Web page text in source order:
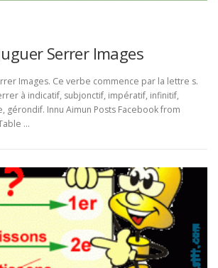
Serrer Images
Images. Ce verbe commence par la lettre s.
à indicatif, subjonctif, impératif, infinitif,
gérondif. Innu Aimun Posts Facebook from
…